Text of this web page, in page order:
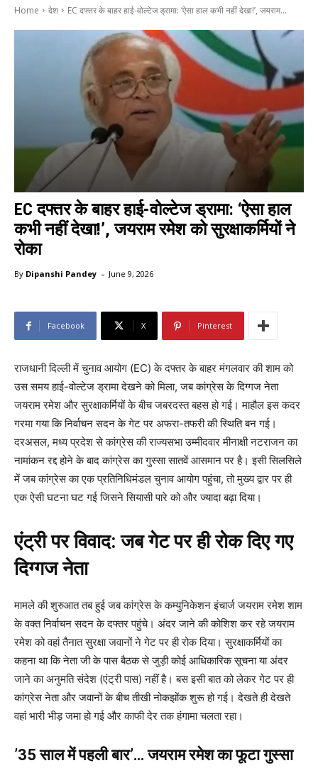
Home देश EC दफ्तर के बाहर हाई-वोल्टेज ड्रामा: ‘ऐसा हाल कभी नहीं देखा!’, जयराम...
EC दफ्तर के बाहर हाई-वोल्टेज ड्रामा: ‘ऐसा हाल
कभी नहीं देखा!’, जयराम रमेश को सुरक्षाकर्मियों ने
रोका
By Dipanshi Pandey - June 9, 2026
Facebook X Pinterest
राजधानी दिल्ली में चुनाव आयोग (EC) के दफ्तर के बाहर मंगलवार की शाम को
उस समय हाई-वोल्टेज ड्रामा देखने को मिला, जब कांग्रेस के दिग्गज नेता
जयराम रमेश और सुरक्षाकर्मियों के बीच जबरदस्त बहस हो गई। माहौल इस कदर
गरमा गया कि निर्वाचन सदन के गेट पर अफरा-तफरी की स्थिति बन गई।
दरअसल, मध्य प्रदेश से कांग्रेस की राज्यसभा उम्मीदवार मीनाक्षी नटराजन का
नामांकन रद्द होने के बाद कांग्रेस का गुस्सा सातवें आसमान पर है। इसी सिलसिले
में जब कांग्रेस का एक प्रतिनिधिमंडल चुनाव आयोग पहुंचा, तो मुख्य द्वार पर ही
एक ऐसी घटना घट गई जिसने सियासी पारे को और ज्यादा बढ़ा दिया।
एंट्री पर विवाद: जब गेट पर ही रोक दिए गए
दिग्गज नेता
मामले की शुरुआत तब हुई जब कांग्रेस के कम्युनिकेशन इंचार्ज जयराम रमेश शाम
के वक्त निर्वाचन सदन के दफ्तर पहुंचे। अंदर जाने की कोशिश कर रहे जयराम
रमेश को वहां तैनात सुरक्षा जवानों ने गेट पर ही रोक दिया। सुरक्षाकर्मियों का
कहना था कि नेता जी के पास बैठक से जुड़ी कोई आधिकारिक सूचना या अंदर
जाने का अनुमति संदेश (एंट्री पास) नहीं है। बस इसी बात को लेकर गेट पर ही
कांग्रेस नेता और जवानों के बीच तीखी नोकझोंक शुरू हो गई। देखते ही देखते
वहां भारी भीड़ जमा हो गई और काफी देर तक हंगामा चलता रहा।
’35 साल में पहली बार’… जयराम रमेश का फूटा गुस्सा